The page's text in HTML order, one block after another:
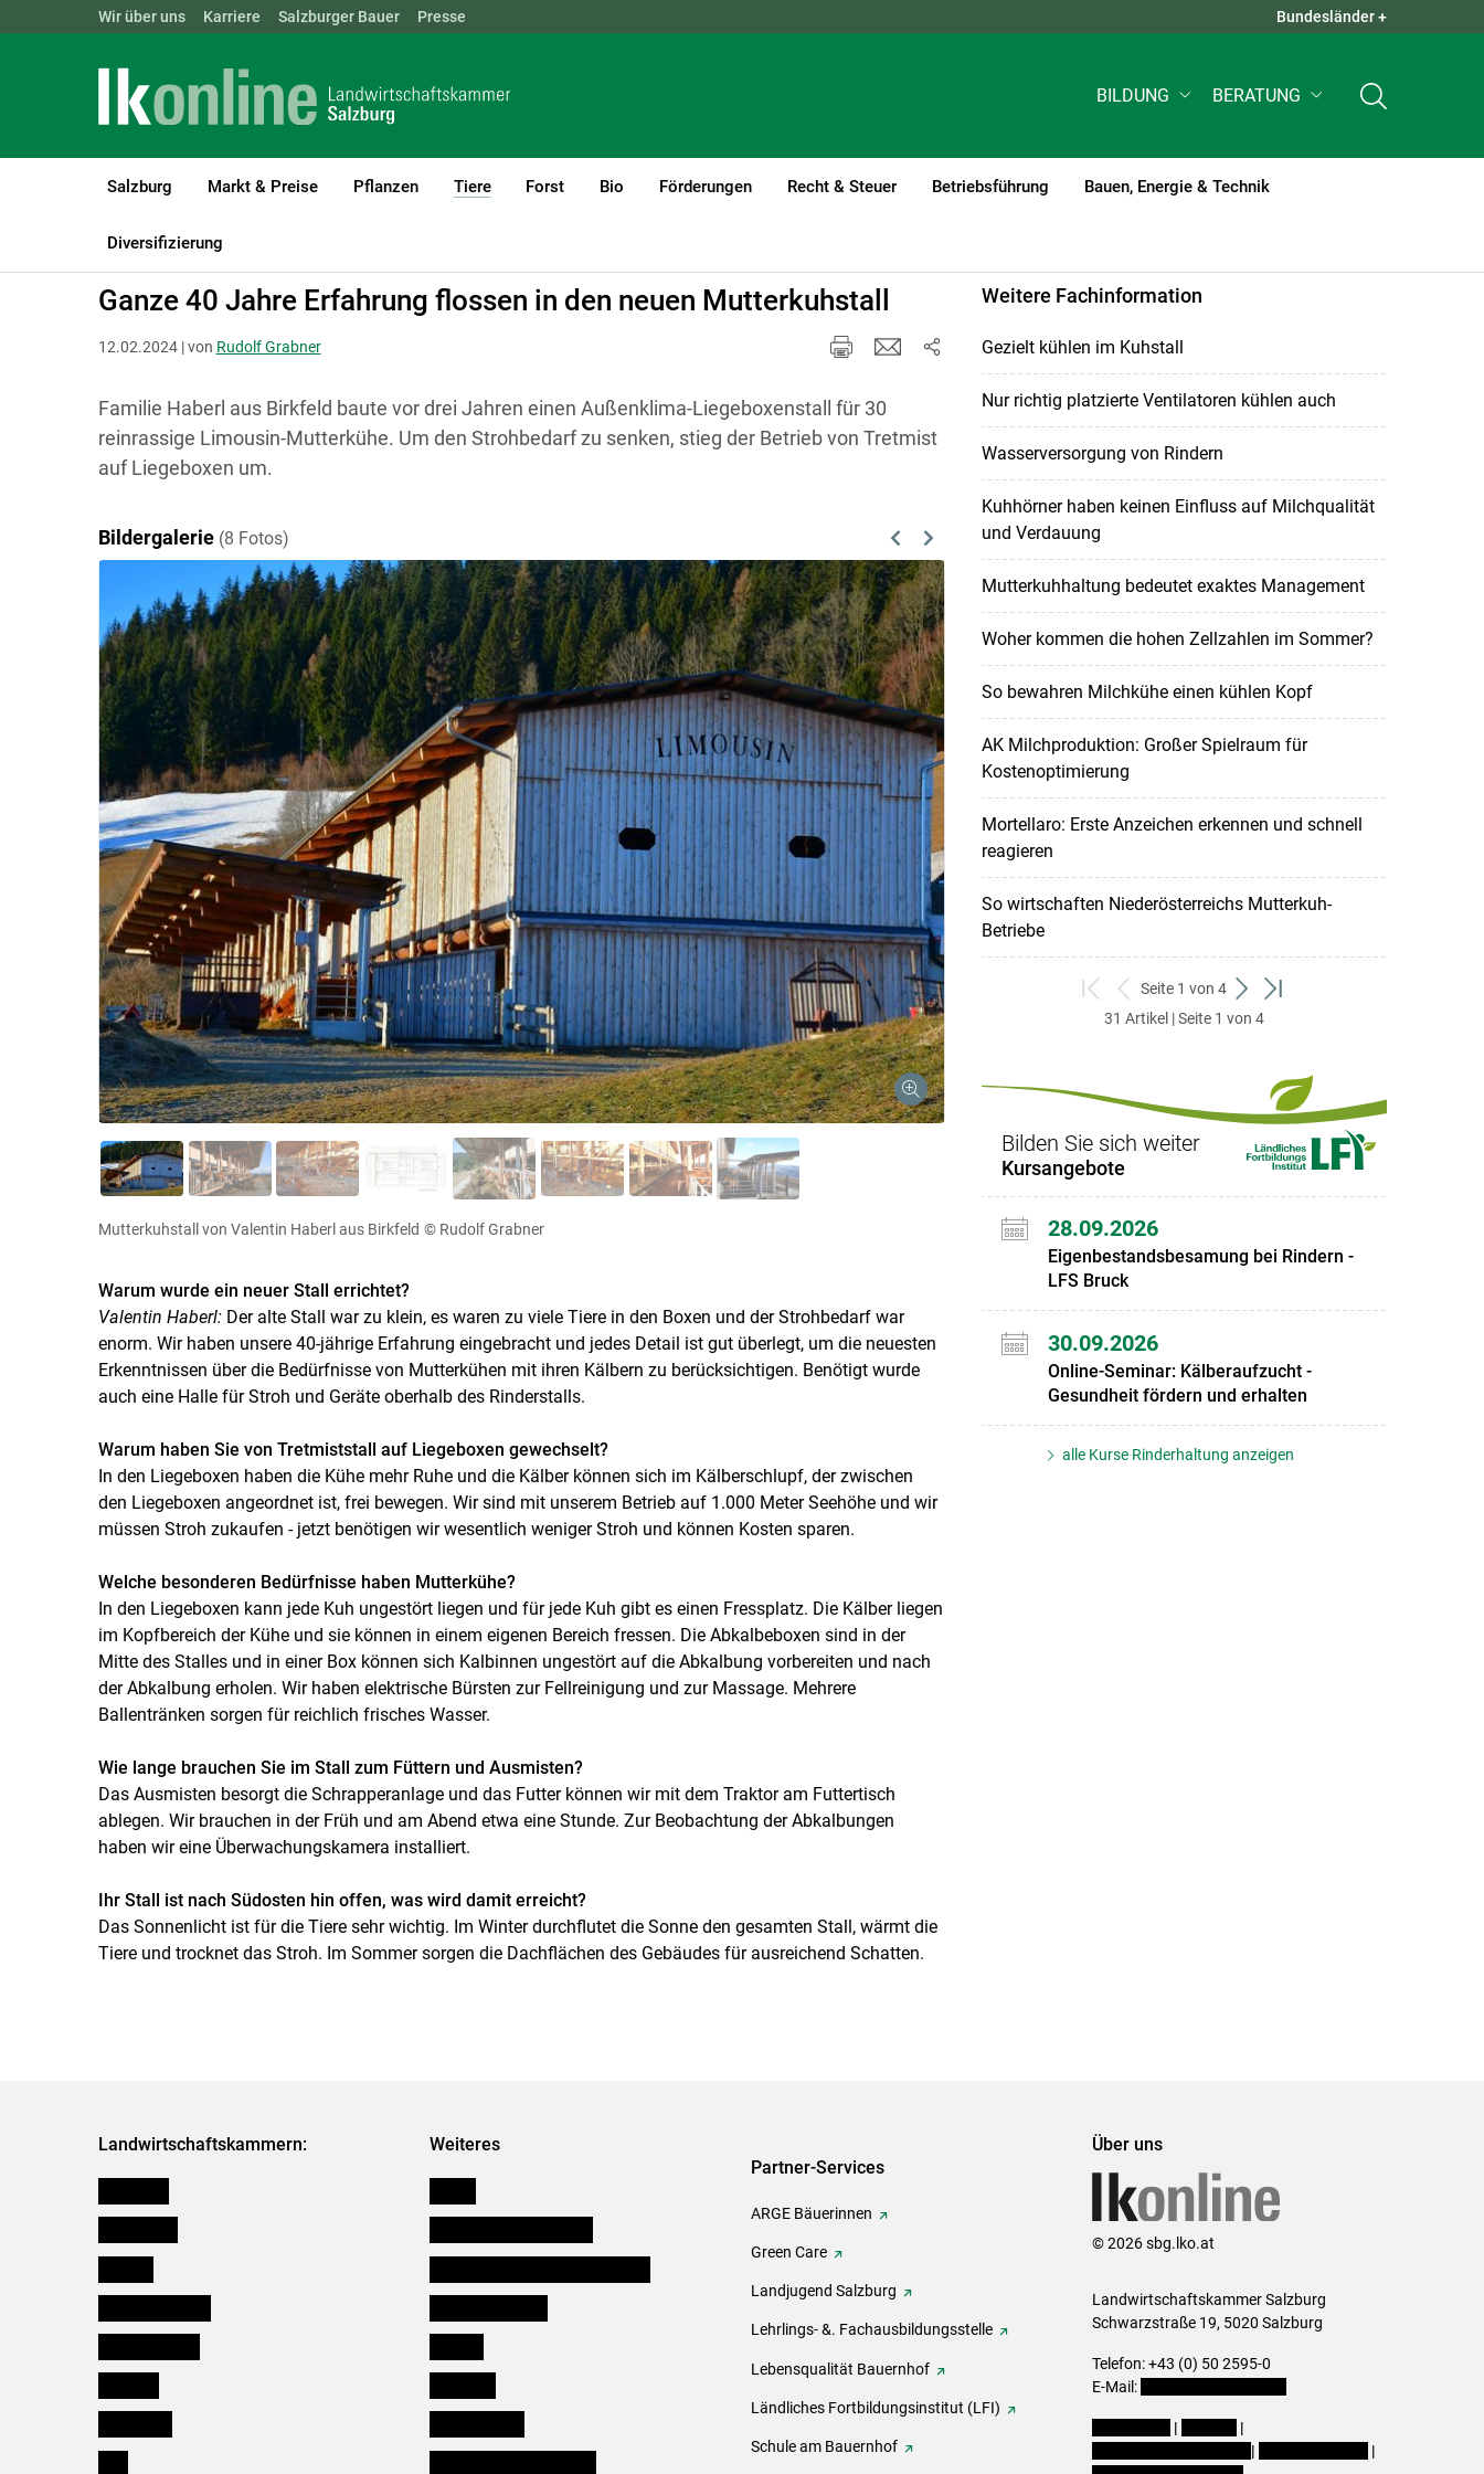
Skip to main content
Landwirtschaftskammern: ÖSTERREICH BGLD KTN QUICK LINKS +
Wir über uns Karriere Salzburger Bauer Presse Bundesländer +
BILDUNG BERATUNG
Salzburg Markt & Preise Pflanzen Tiere
(current)1
Forst Bio Förderungen Recht & Steuer Betriebsführung Bauen, Energie & Technik
Diversifizierung
LK Salzburg Tiere
Ganze 40 Jahre Erfahrung flossen in den neuen Mutterkuhstall
12.02.2024 | von Rudolf Grabner
Familie Haberl aus Birkfeld baute vor drei Jahren einen Außenklima-Liegeboxenstall für 30
reinrassige Limousin-Mutterkühe. Um den Strohbedarf zu senken, stieg der Betrieb von Tretmist
auf Liegeboxen um.
Bildergalerie (8 Fotos) Previous
Next
Mutterkuhstall von Valentin Haberl aus Birkfeld © Rudolf Grabner
Warum wurde ein neuer Stall errichtet?
Valentin Haberl:Der alte Stall war zu klein, es waren zu viele Tiere in den Boxen und der Strohbedarf war
enorm. Wir haben unsere 40-jährige Erfahrung eingebracht und jedes Detail ist gut überlegt, um die neuesten
Erkenntnissen über die Bedürfnisse von Mutterkühen mit ihren Kälbern zu berücksichtigen. Benötigt wurde
auch eine Halle für Stroh und Geräte oberhalb des Rinderstalls.
Warum haben Sie von Tretmiststall auf Liegeboxen gewechselt?
In den Liegeboxen haben die Kühe mehr Ruhe und die Kälber können sich im Kälberschlupf, der zwischen
den Liegeboxen angeordnet ist, frei bewegen. Wir sind mit unserem Betrieb auf 1.000 Meter Seehöhe und wir
müssen Stroh zukaufen - jetzt benötigen wir wesentlich weniger Stroh und können Kosten sparen.
Welche besonderen Bedürfnisse haben Mutterkühe?
In den Liegeboxen kann jede Kuh ungestört liegen und für jede Kuh gibt es einen Fressplatz. Die Kälber liegen
im Kopfbereich der Kühe und sie können in einem eigenen Bereich fressen. Die Abkalbeboxen sind in der
Mitte des Stalles und in einer Box können sich Kalbinnen ungestört auf die Abkalbung vorbereiten und nach
der Abkalbung erholen. Wir haben elektrische Bürsten zur Fellreinigung und zur Massage. Mehrere
Ballentränken sorgen für reichlich frisches Wasser.
Wie lange brauchen Sie im Stall zum Füttern und Ausmisten?
Das Ausmisten besorgt die Schrapperanlage und das Futter können wir mit dem Traktor am Futtertisch
ablegen. Wir brauchen in der Früh und am Abend etwa eine Stunde. Zur Beobachtung der Abkalbungen
haben wir eine Überwachungskamera installiert.
Ihr Stall ist nach Südosten hin offen, was wird damit erreicht?
Das Sonnenlicht ist für die Tiere sehr wichtig. Im Winter durchflutet die Sonne den gesamten Stall, wärmt die
Tiere und trocknet das Stroh. Im Sommer sorgen die Dachflächen des Gebäudes für ausreichend Schatten.
Weitere Fachinformation
Gezielt kühlen im Kuhstall
Nur richtig platzierte Ventilatoren kühlen auch
Wasserversorgung von Rindern
Kuhhörner haben keinen Einfluss auf Milchqualität
und Verdauung
Mutterkuhhaltung bedeutet exaktes Management
Woher kommen die hohen Zellzahlen im Sommer?
So bewahren Milchkühe einen kühlen Kopf
AK Milchproduktion: Großer Spielraum für
Kostenoptimierung
Mortellaro: Erste Anzeichen erkennen und schnell
reagieren
So wirtschaften Niederösterreichs Mutterkuh-
Betriebe
zum
ersten
zurück
zum
Seite 1 von 4
weiter
zum
zum
31 Artikel | Seite 1 von 4
Bilden Sie sich weiter
Kursangebote
28.09.2026
Eigenbestandsbesamung bei Rindern -
LFS Bruck
30.09.2026
Online-Seminar: Kälberaufzucht -
Gesundheit fördern und erhalten
alle Kurse Rinderhaltung anzeigen
Landwirtschaftskammern: Weiteres
Partner-Services
ARGE Bäuerinnen
Green Care
Landjugend Salzburg
Lehrlings- &. Fachausbildungsstelle
Lebensqualität Bauernhof
Ländliches Fortbildungsinstitut (LFI)
Schule am Bauernhof
Über uns
© 2026 sbg.lko.at
Landwirtschaftskammer Salzburg
Schwarzstraße 19, 5020 Salzburg
Telefon: +43 (0) 50 2595-0
E-Mail:
|
|
|
|